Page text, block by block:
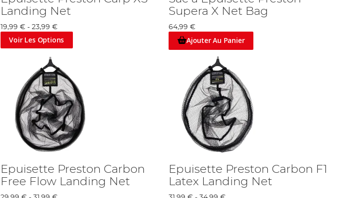
Landing Net
19,99 €- 23,99 €
Voir Les Options
Supera X Net Bag
64,99 €
Ajouter Au Panier
Epuisette Preston Carbon
Free Flow Landing Net
Epuisette Preston Carbon F1
Latex Landing Net